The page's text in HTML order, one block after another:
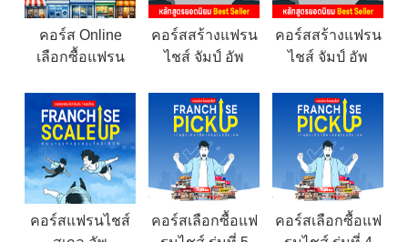
คอร์ส Online
เลือกซื้อแฟรน
ทำกำไรยาว
คอร์สสร้างแฟรน
ไชส์ จัมป์ อัพ
Up) รุ่น 21
คอร์สสร้างแฟรน
ไชส์ จัมป์ อัพ
Up) รุ่น 19
คอร์สแฟรนไชส์
คอร์สเลือกซื้อแฟ
คอร์สเลือกซื้อแฟ